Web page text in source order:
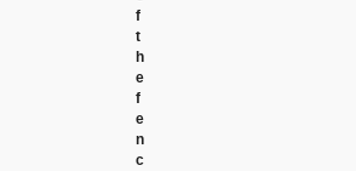
f
t
h
e
f
e
n
c